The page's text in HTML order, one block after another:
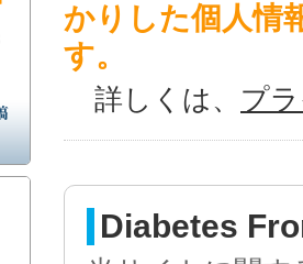
かりした個人情
す。
詳しくは、 プ
Diabetes